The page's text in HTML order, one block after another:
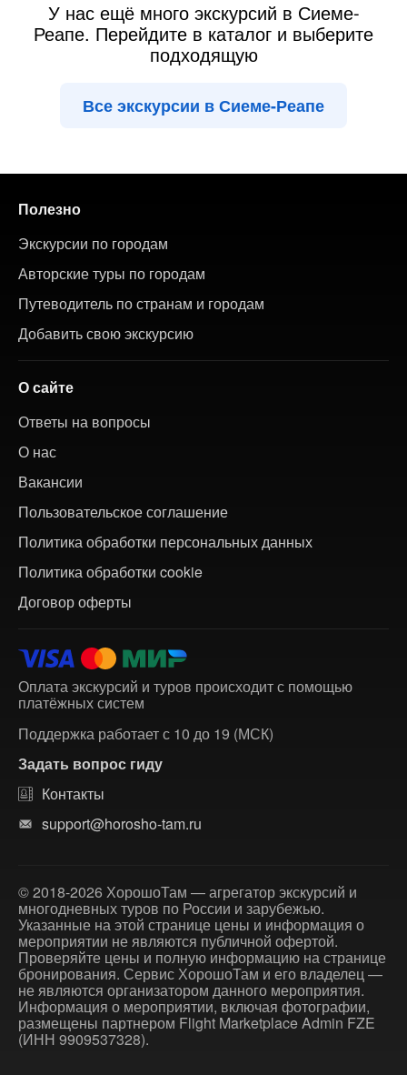
У нас ещё много экскурсий в Сиеме-
Реапе. Перейдите в каталог и выберите
подходящую
Все экскурсии в Сиеме-Реапе
Полезно
Экскурсии по городам
Авторские туры по городам
Путеводитель по странам и городам
Добавить свою экскурсию
О сайте
Ответы на вопросы
О нас
Вакансии
Пользовательское соглашение
Политика обработки персональных данных
Политика обработки cookie
Договор оферты
Оплата экскурсий и туров происходит с помощью
платёжных систем
Поддержка работает с 10 до 19 (МСК)
Задать вопрос гиду
Контакты
support@horosho-tam.ru
© 2018-2026 ХорошоТам — агрегатор экскурсий и
многодневных туров по России и зарубежью.
Указанные на этой странице цены и информация о
мероприятии не являются публичной офертой.
Проверяйте цены и полную информацию на странице
бронирования. Сервис ХорошоТам и его владелец —
не являются организатором данного мероприятия.
Информация о мероприятии, включая фотографии,
размещены партнером Flight Marketplace Admin FZE
(ИНН 9909537328).